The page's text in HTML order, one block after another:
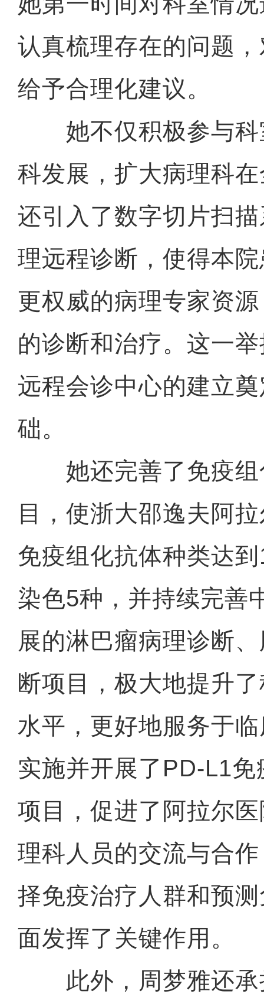
认真梳理存在的问题
给予合理化建议。
她不仅积极参与科
科发展，扩大病理科
还引入了数字切片扫
理远程诊断，使得本
更权威的病理专家资
的诊断和治疗。这一
远程会诊中心的建立
础。
她还完善了免疫组
目，使浙大邵逸夫阿
免疫组化抗体种类达
染色5种，并持续完善
展的淋巴瘤病理诊断
断项目，极大地提升
水平，更好地服务于
实施并开展了PD-L1
项目，促进了阿拉尔
理科人员的交流与合
择免疫治疗人群和预
面发挥了关键作用。
此外，周梦雅还承